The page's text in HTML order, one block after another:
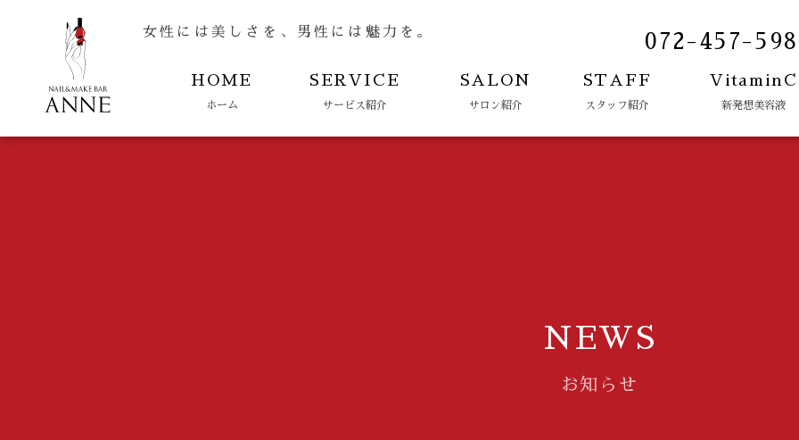
HOME
ホーム
SERVICE
サービス紹介
SALON
サロン紹介
STAFF
スタッフ紹介
VitaminC
新発想美容液
女性には美しさを、男性には魅力を。 072-457-
NEWS
お知らせ